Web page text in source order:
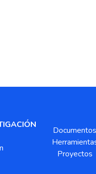
Documentos
Proyectos